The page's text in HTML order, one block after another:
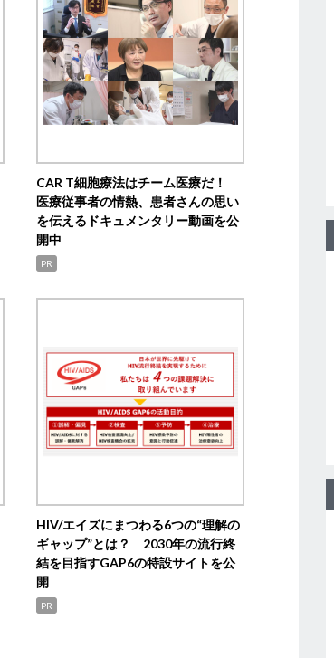
CAR T細胞療法はチーム医療だ！
医療従事者の情熱、患者さんの思い
を伝えるドキュメンタリー動画を公
開中
PR
HIV/エイズにまつわる6つの“理解の
ギャップ”とは？ 2030年の流行終
結を目指すGAP6の特設サイトを公
開
PR